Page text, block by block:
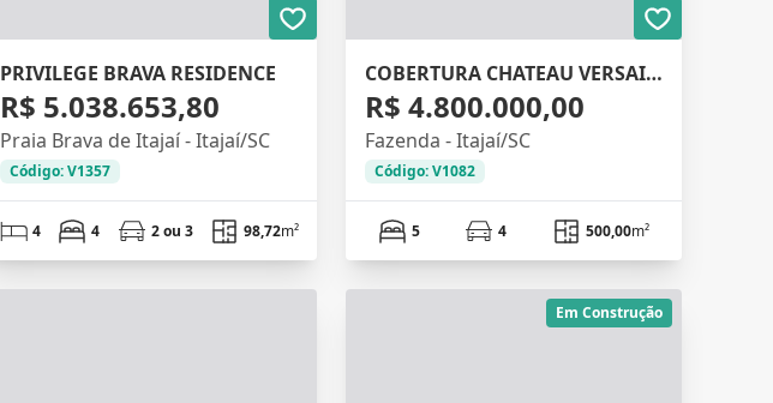
PRIVILEGE BRAVA RESIDENCE
R$ 5.038.653,80
Praia Brava de Itajaí - Itajaí/SC
Código: V1357
4 4 2 ou 3 98,72m²
COBERTURA CHATEAU VERSAILLES
R$ 4.800.000,00
Fazenda - Itajaí/SC
Código: V1082
5 4 500,00m²
Em Construção